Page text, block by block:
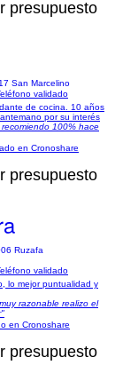
presupuesto
San Marcelino
validado
de cocina. 10 años
por su interés
100% hace
en Cronoshare
presupuesto
Ruzafa
validado
lo mejor puntualidad y
razonable realizo el
en Cronoshare
presupuesto